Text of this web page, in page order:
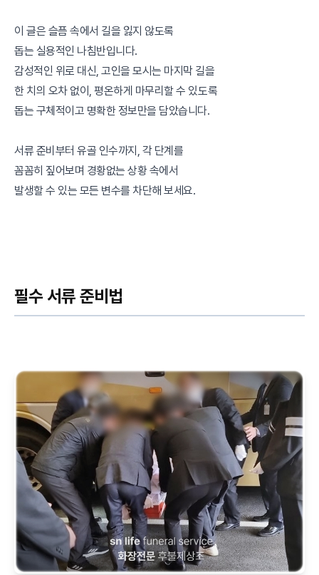
이 글은 슬픔 속에서 길을 잃지 않도록
돕는 실용적인 나침반입니다.
감성적인 위로 대신, 고인을 모시는 마지막 길을
한 치의 오차 없이, 평온하게 마무리할 수 있도록
돕는 구체적이고 명확한 정보만을 담았습니다.
서류 준비부터 유골 인수까지, 각 단계를
꼼꼼히 짚어보며 경황없는 상황 속에서
발생할 수 있는 모든 변수를 차단해 보세요.
필수 서류 준비법